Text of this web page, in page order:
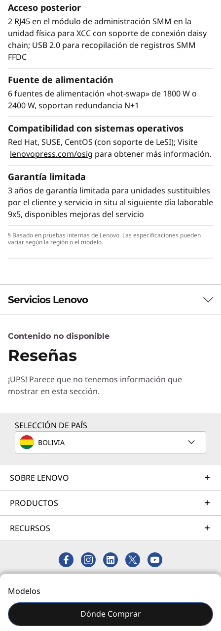
La refrigeración por agua del ThinkSystem
SD650 V2 mantiene los componentes a menor
temperatura sin ventiladores, que consumen
gran cantidad de energía. Los clientes que han
implementado sistemas DTN Neptune
Sin los ventiladores del sistema se elimina su
ruido y funcionan de forma extremadamente
silenciosa.
Acceso posterior
2 RJ45 en el módulo de administración SMM en la
unidad física para XCC con soporte de conexión daisy
chain; USB 2.0 para recopilación de registros SMM
FFDC
Fuente de alimentación
6 fuentes de alimentación «hot-swap» de 1800 W o
2400 W, soportan redundancia N+1
Compatibilidad con sistemas operativos
Red Hat, SUSE, CentOS (con soporte de LeSI); Visite
lenovopress.com/osig para obtener más información.
Garantía limitada
3 años de garantía limitada para unidades sustituibles
por el cliente y servicio in situ al siguiente día laborable
9x5, disponibles mejoras del servicio
§ Basado en pruebas internas de Lenovo. Las especificaciones pueden
variar según la región o el modelo.
Servicios Lenovo
Servicios de Soluciones
Diseñe la mejor estrategia para su empresa.
correcta para sus exclusivas necesidades
empresariales.
Servicios de Implementación
ayudaremos a simplificar la implementación de nuevas
Más información
Servicios de Asistencia
Proteja su inversión en TI. Nuestros expertos están
día: 24/7/365.
Más información
Contenido no disponible
Reseñas
¡UPS! Parece que no tenemos información que
mostrar en esta sección.
SELECCIÓN DE PAÍS
BOLIVIA
SOBRE LENOVO
PRODUCTOS
RECURSOS
Modelos
Dónde Comprar